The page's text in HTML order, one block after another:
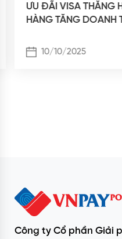
ƯU ĐÃI VISA THĂNG
HÀNG TĂNG DOANH
10/10/2025
Công ty Cổ phần Giải